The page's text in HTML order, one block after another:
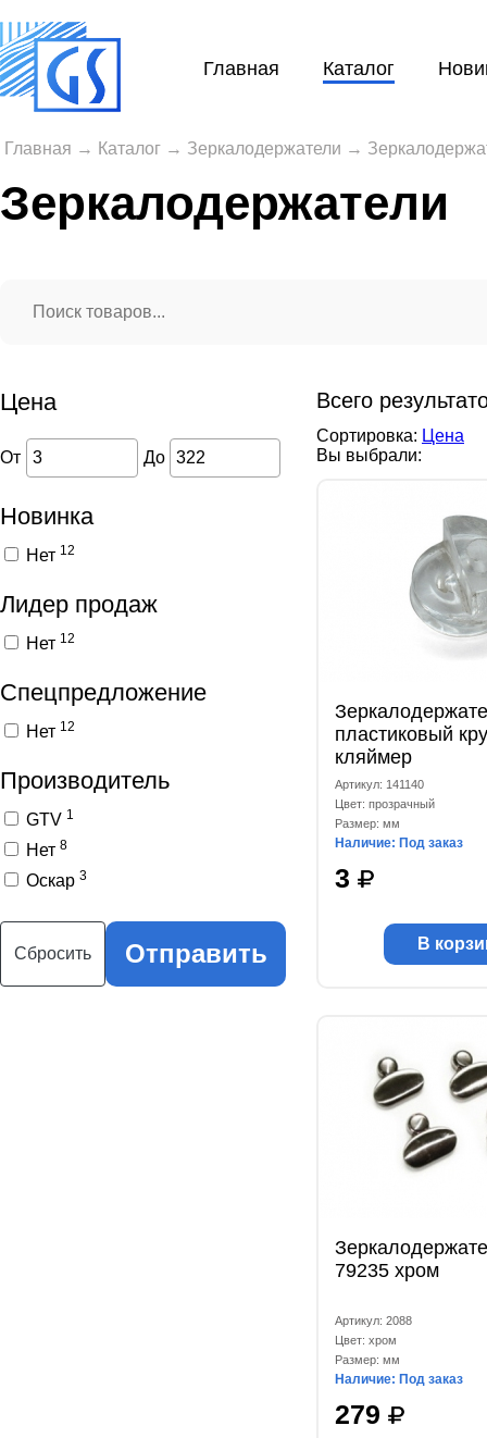
Главная Каталог
Главная → Каталог → Зеркалодержатели →
Зеркалодержатели
Цена
От До
Новинка
Нет 12
Лидер продаж
Нет 12
Спецпредложение
Нет 12
Производитель
GTV 1
Нет 8
Оскар 3
Сбросить Отправить
Всего
Сортировка: Цена
Вы выбрали:
пластиковый
кляймер
Артикул: 141140
Цвет: прозрачный
Размер: мм
Наличие: Под заказ
3
В
79235 хром
Артикул: 2088
Цвет: хром
Размер: мм
Наличие: Под заказ
279